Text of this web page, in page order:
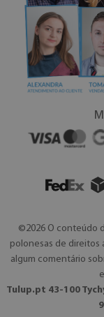
©2026 O conteúdo
polonesas de direitos
algum comentário
Tulup.pt 43-100